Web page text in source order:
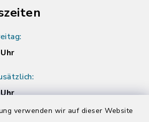
verwenden wir auf dieser Website